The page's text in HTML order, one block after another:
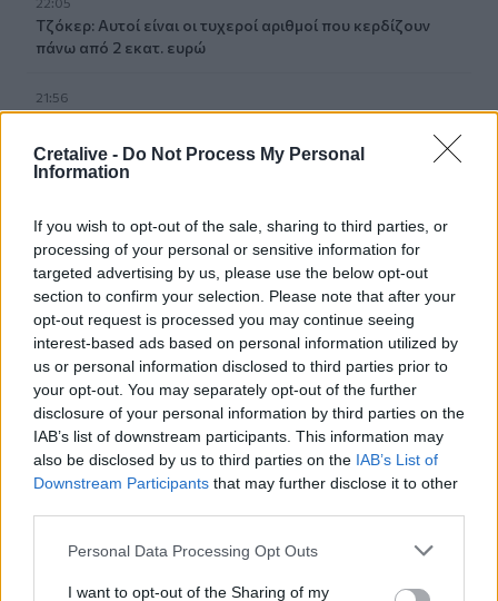
Cretalive - Do Not Process My Personal
Information
If you wish to opt-out of the sale, sharing to third parties, or
processing of your personal or sensitive information for
targeted advertising by us, please use the below opt-out
section to confirm your selection. Please note that after your
opt-out request is processed you may continue seeing
interest-based ads based on personal information utilized by
us or personal information disclosed to third parties prior to
your opt-out. You may separately opt-out of the further
disclosure of your personal information by third parties on the
IAB’s list of downstream participants. This information may
also be disclosed by us to third parties on the IAB’s List of
Downstream Participants that may further disclose it to other
Personal Data Processing Opt Outs
I want to opt-out of the Sharing of my
Τζόκερ: Αυτοί είναι οι τυχεροί αριθμοί που κερδίζουν
πάνω από 2 εκατ. ευρώ
21:56
Συρία: Βόμβα εξερράγη σε λεωφορείο κοντά στη
παίκτη εκτοξεύτηκε στις κερκίδες και τραυμάτισε θεατή
- Δείτε βίντεο
Γκουτέρες: Άμεσος τερματισμός των επιθέσεων κατά
αμάχων σε Ουκρανία και Ρωσία
21:26
Αδιάκοπες οι ροές μεταναστών στην Κρήτη: Νέα
«καραβιά» στον Τσούτσουρα - Ανάμεσά τους γυναίκες
και μικρά παιδιά
21:15
Μουσική λαϊκή βραδιά στο Πάρκο Κνωσού την